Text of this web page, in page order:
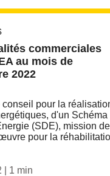
commerciales
au mois de
2022
conseil pour la
d'un Schéma
(SDE), mission de
pour la
1 min